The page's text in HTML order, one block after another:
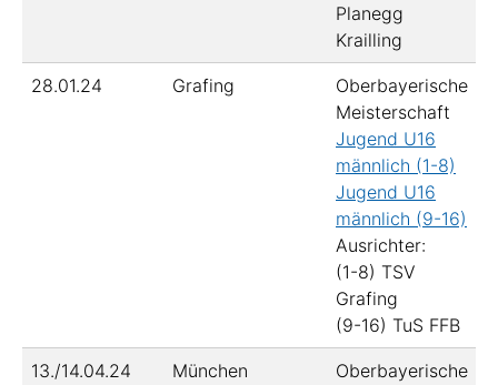
Planegg
Krailling
28.01.24 Grafing
Oberbayerische
Meisterschaft
Jugend U16
männlich (1-8)
Jugend U16
männlich (9-16)
Ausrichter:
(1-8) TSV
Grafing
(9-16) TuS FFB
13./14.04.24 München
Oberbayerische